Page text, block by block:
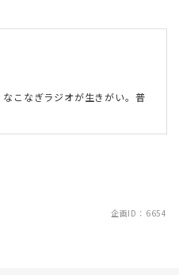
こなぎラジオが生きがい。普
企画ID：6654